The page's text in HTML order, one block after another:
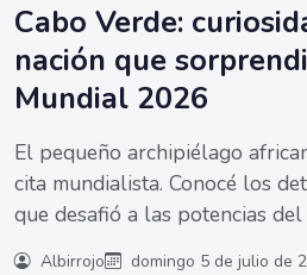
Cabo Verde:
nación que
Mundial 2026
El pequeño archipiélago
cita mundialista. Conocé los
que desafió a las potencias
Albirrojo domingo 5 de julio de